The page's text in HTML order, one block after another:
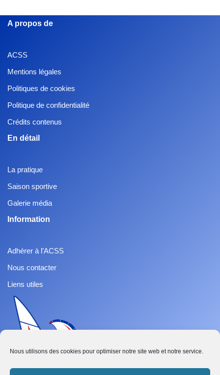
Nous utilisons des cookies pour optimiser notre site web et notre service.
A propos de
ACSS
Mentions légales
Politiques de cookies
Politique de confidentialité
Crédits contenus
En détail
La pratique
Saison sportive
Galerie média
Information
Adhérer à l’ACSS
Nous contacter
Liens utiles